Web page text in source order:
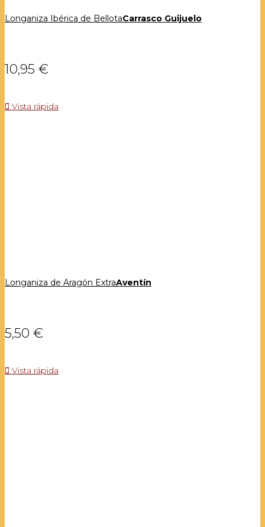
Longaniza Ibérica de BellotaCarrasco Guijuelo
10,95 €
 Vista rápida
Longaniza de Aragón ExtraAventín
5,50 €
 Vista rápida